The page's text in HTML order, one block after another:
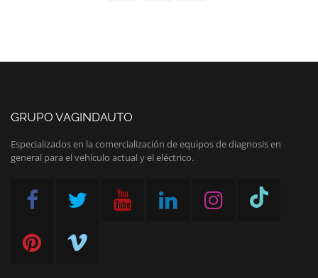
GRUPO VAGINDAUTO
Especializados en la comercialización de equipos de diagnosis en
general para el vehículo actual y el eléctrico.